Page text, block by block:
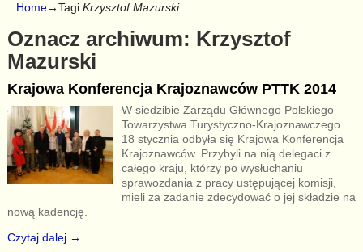
Home→Tagi Krzysztof Mazurski
Oznacz archiwum: Krzysztof
Mazurski
Krajowa Konferencja Krajoznawców PTTK 2014
W siedzibie Zarządu Głównego Polskiego
Towarzystwa Turystyczno-Krajoznawczego
18 stycznia odbyła się Krajowa Konferencja
Krajoznawców. Przybyli na nią delegaci z
całego kraju, którzy po wysłuchaniu
sprawozdania z pracy ustępującej komisji,
mieli za zadanie zdecydować o jej składzie na
nową kadencję.
Czytaj dalej →